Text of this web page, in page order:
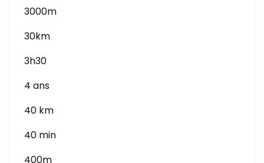
3000m
30km
3h30
4 ans
40 km
40 min
400m